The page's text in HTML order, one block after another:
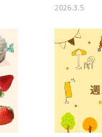
2026.3.5